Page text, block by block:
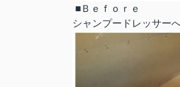
■Ｂｅ
シャンプードレッサー